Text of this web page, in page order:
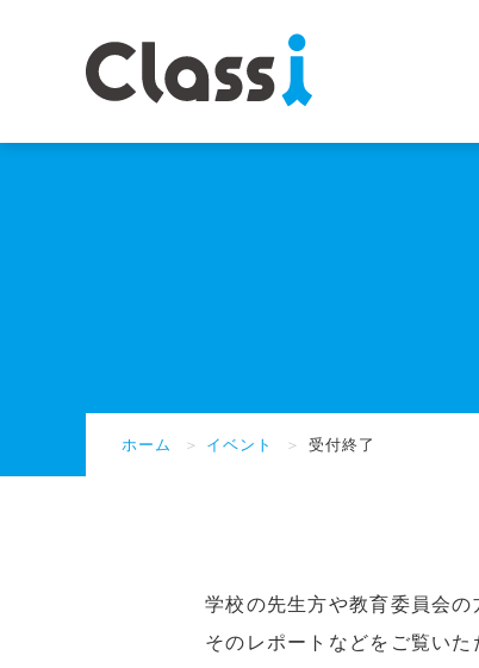
ホーム ＞ イベント ＞ 受付終了
学校の先生方や教育委員会
そのレポートなどをご覧い